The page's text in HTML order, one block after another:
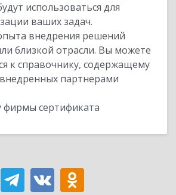
использоваться для
ваших задач.
внедрения решений
близкой отрасли. Вы можете
к справочнику, содержащему
партнерами
фирмы сертификата